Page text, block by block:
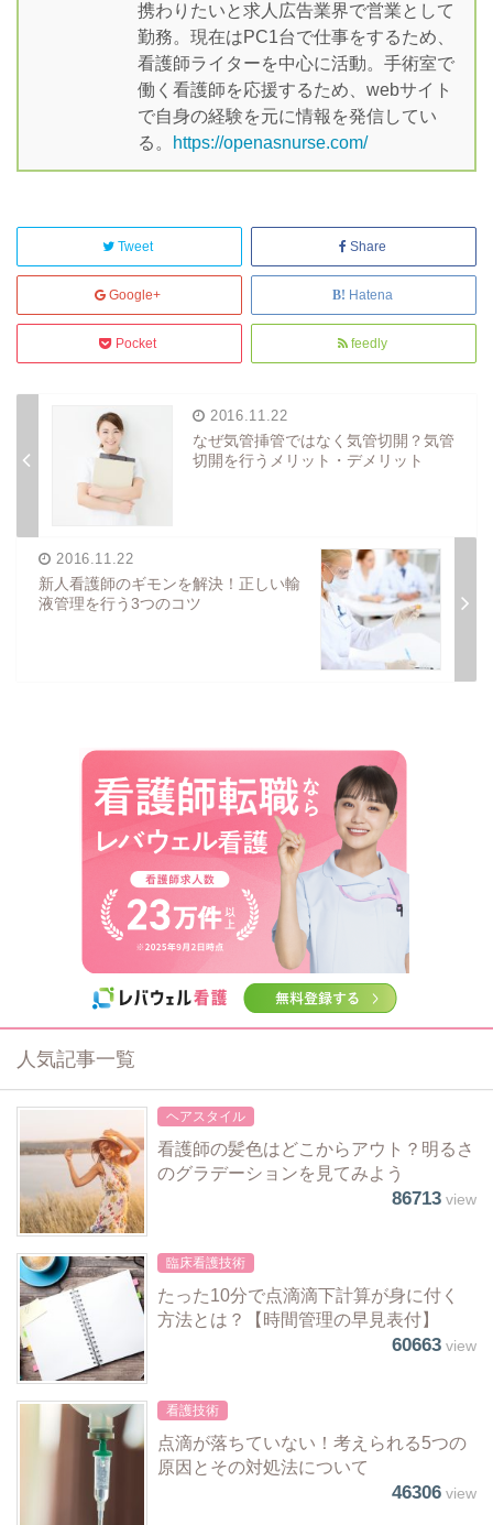
携わりたいと求人広告業界で営業として
勤務。現在はPC1台で仕事をするため、
看護師ライターを中心に活動。手術室で
働く看護師を応援するため、webサイト
で自身の経験を元に情報を発信してい
る。
https://openasnurse.com/
Tweet Share
Google+ Hatena
Pocket feedly
2016.11.22
なぜ気管挿管ではなく気管切開？気管
切開を行うメリット・デメリット
2016.11.22
新人看護師のギモンを解決！正しい輸
液管理を行う3つのコツ
人気記事一覧
ヘアスタイル
看護師の髪色はどこからアウト？明るさ
のグラデーションを見てみよう
86713view
臨床看護技術
たった10分で点滴滴下計算が身に付く
方法とは？【時間管理の早見表付】
60663view
看護技術
点滴が落ちていない！考えられる5つの
原因とその対処法について
46306view